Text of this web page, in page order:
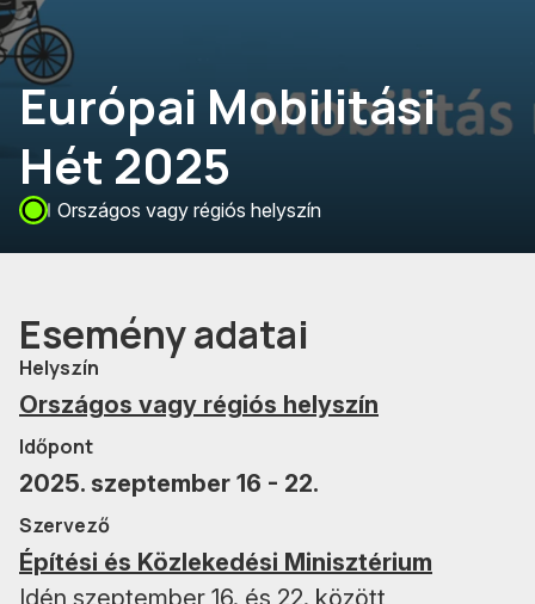
Európai Mobilitási
Hét 2025
Országos vagy régiós helyszín
Esemény adatai
Helyszín
Országos vagy régiós helyszín
Időpont
2025. szeptember 16 - 22.
Szervező
Építési és Közlekedési Minisztérium
Idén szeptember 16. és 22. között